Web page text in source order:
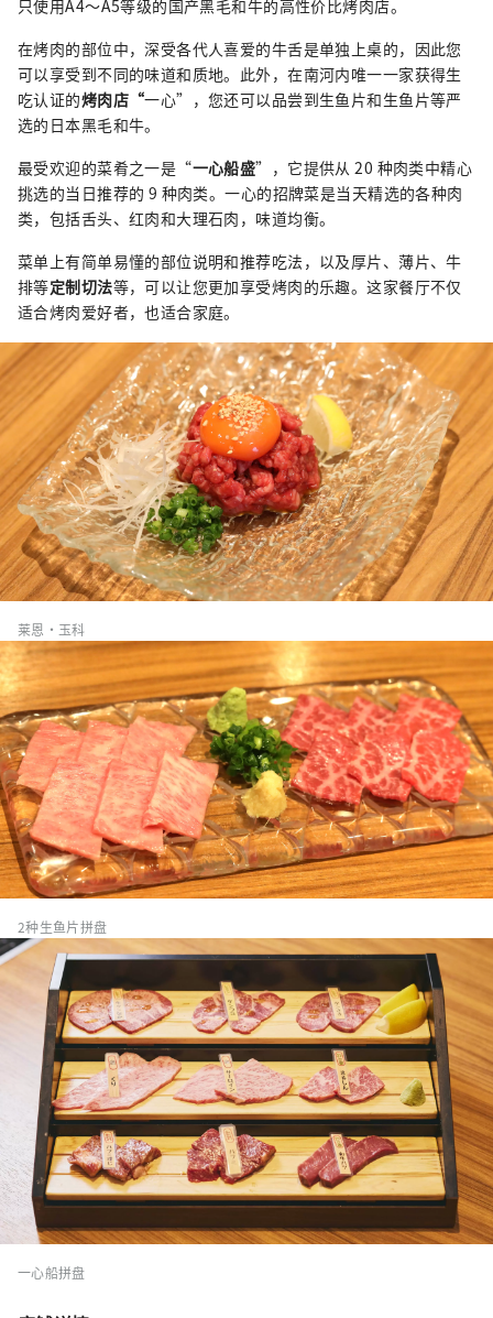
只使用A4～A5等级的国产黑毛和牛的高性价比烤肉店。
在烤肉的部位中，深受各代人喜爱的牛舌是单独上桌的，因此您
可以享受到不同的味道和质地。此外，在南河内唯一一家获得生
吃认证的烤肉店“一心”，您还可以品尝到生鱼片和生鱼片等严
选的日本黑毛和牛。
最受欢迎的菜肴之一是“一心船盛”，它提供从 20 种肉类中精心
挑选的当日推荐的 9 种肉类。一心的招牌菜是当天精选的各种肉
类，包括舌头、红肉和大理石肉，味道均衡。
菜单上有简单易懂的部位说明和推荐吃法，以及厚片、薄片、牛
排等定制切法等，可以让您更加享受烤肉的乐趣。这家餐厅不仅
适合烤肉爱好者，也适合家庭。
莱恩·玉科
2种生鱼片拼盘
一心船拼盘